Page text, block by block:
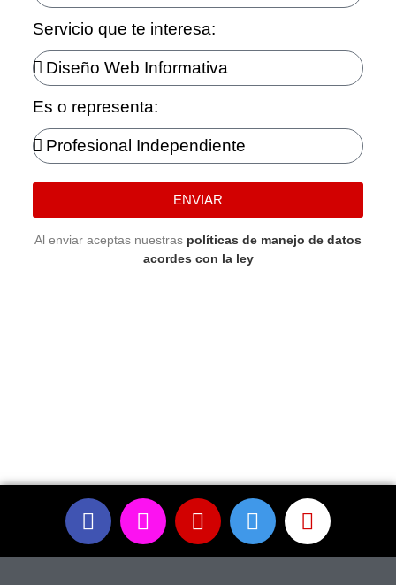
Servicio que te interesa:
Es o representa:
ENVIAR
Al enviar aceptas nuestras políticas de manejo de datos
acordes con la ley